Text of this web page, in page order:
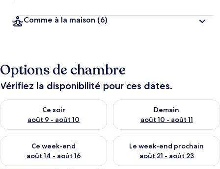
Comme à la maison (6)
Options de chambre
Vérifiez la disponibilité pour ces dates.
Ce soir
août 9 - août 10
Vérifier la disponibilité pour ce soir août 9 - août 10
Demain
août 10 - août 11
Vérifier la disponibilité pour
Ce week-end
août 14 - août 16
Vérifier la disponibilité pour ce week-end août 14 - août 16
Le week-end prochain
août 21 - août 23
Vérifier la disponibilité pour